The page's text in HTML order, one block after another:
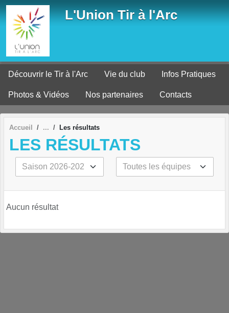
L'Union Tir à l'Arc
Découvrir le Tir à l'Arc Vie du club Infos Pratiques
Photos & Vidéos Nos partenaires Contacts
Accueil Les résultats
LES RÉSULTATS
Aucun résultat
Panneau de gestion des cookies